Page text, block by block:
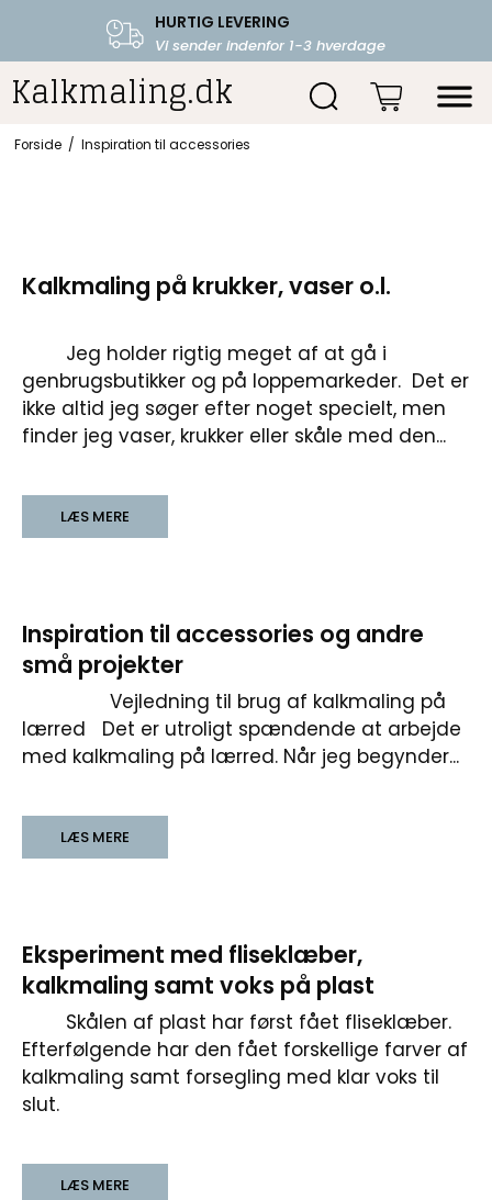
HURTIG LEVERING
Vi sender indenfor 1-3 hverdage
Kalkmaling.dk
Forside / Inspiration til accessories
Kalkmaling på krukker, vaser o.l.
Jeg holder rigtig meget af at gå i
genbrugsbutikker og på loppemarkeder. Det er
ikke altid jeg søger efter noget specielt, men
finder jeg vaser, krukker eller skåle med den...
LÆS MERE
Inspiration til accessories og andre
små projekter
Vejledning til brug af kalkmaling på
lærred Det er utroligt spændende at arbejde
med kalkmaling på lærred. Når jeg begynder...
LÆS MERE
Eksperiment med fliseklæber,
kalkmaling samt voks på plast
Skålen af plast har først fået fliseklæber.
Efterfølgende har den fået forskellige farver af
kalkmaling samt forsegling med klar voks til
slut.
LÆS MERE